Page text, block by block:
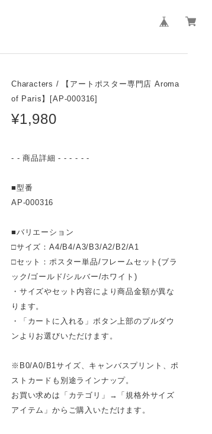
Characters / 【アートポスター専門店 Aroma
of Paris】[AP-000316]
¥1,980
- - 商品詳細 - - - - - -
■型番
AP-000316
■バリエーション
□サイズ：A4/B4/A3/B3/A2/B2/A1
□セット：ポスター単品/フレームセット(ブラ
ック/ゴールド/シルバー/ホワイト)
・サイズやセット内容により商品金額が異な
ります。
・「カートに入れる」ボタン上部のプルダウ
ンよりお選びいただけます。
※B0/A0/B1サイズ、キャンバスプリント、ポ
ストカードも別途ラインナップ。
お買い求めは「カテゴリ」→「規格外サイズ
アイテム」からご購入いただけます。